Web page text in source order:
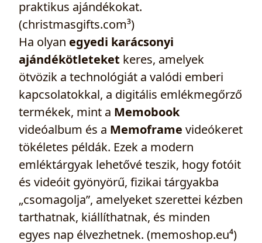
praktikus ajándékokat.
(christmasgifts.com³)
Ha olyan egyedi karácsonyi
ajándékötleteket keres, amelyek
ötvözik a technológiát a valódi emberi
kapcsolatokkal, a digitális emlékmegőrző
termékek, mint a Memobook
videóalbum és a Memoframe videókeret
tökéletes példák. Ezek a modern
emléktárgyak lehetővé teszik, hogy fotóit
és videóit gyönyörű, fizikai tárgyakba
„csomagolja”, amelyeket szerettei kézben
tarthatnak, kiállíthatnak, és minden
egyes nap élvezhetnek. (memoshop.eu⁴)